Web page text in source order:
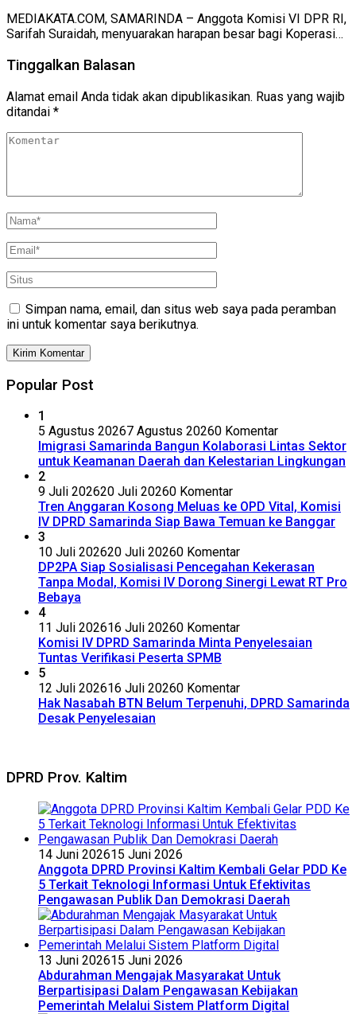
MEDIAKATA.COM, SAMARINDA – Anggota Komisi VI DPR RI,
Sarifah Suraidah, menyuarakan harapan besar bagi Koperasi…
Tinggalkan Balasan
Alamat email Anda tidak akan dipublikasikan. Ruas yang wajib
ditandai *
Simpan nama, email, dan situs web saya pada peramban
ini untuk komentar saya berikutnya.
Popular Post
1
5 Agustus 20267 Agustus 20260 Komentar
Imigrasi Samarinda Bangun Kolaborasi Lintas Sektor
untuk Keamanan Daerah dan Kelestarian Lingkungan
2
9 Juli 202620 Juli 20260 Komentar
Tren Anggaran Kosong Meluas ke OPD Vital, Komisi
IV DPRD Samarinda Siap Bawa Temuan ke Banggar
3
10 Juli 202620 Juli 20260 Komentar
DP2PA Siap Sosialisasi Pencegahan Kekerasan
Tanpa Modal, Komisi IV Dorong Sinergi Lewat RT Pro
Bebaya
4
11 Juli 202616 Juli 20260 Komentar
Komisi IV DPRD Samarinda Minta Penyelesaian
Tuntas Verifikasi Peserta SPMB
5
12 Juli 202616 Juli 20260 Komentar
Hak Nasabah BTN Belum Terpenuhi, DPRD Samarinda
Desak Penyelesaian
DPRD Prov. Kaltim
14 Juni 202615 Juni 2026
Anggota DPRD Provinsi Kaltim Kembali Gelar PDD Ke
5 Terkait Teknologi Informasi Untuk Efektivitas
Pengawasan Publik Dan Demokrasi Daerah
13 Juni 202615 Juni 2026
Abdurahman Mengajak Masyarakat Untuk
Berpartisipasi Dalam Pengawasan Kebijakan
Pemerintah Melalui Sistem Platform Digital